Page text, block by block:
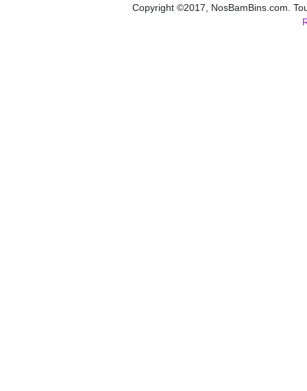
Copyright ©2017, NosBamBins.com.